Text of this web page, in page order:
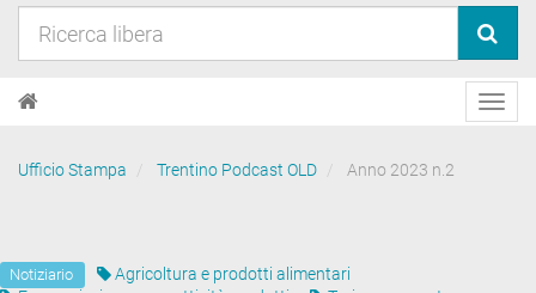
Ufficio Stampa Trentino Podcast OLD Anno 2023 n.2
Notiziario
Agricoltura e prodotti alimentari